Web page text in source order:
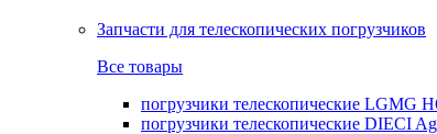
Запчасти для телескопических погрузчиков
Все товары
погрузчики телескопические LGMG
погрузчики телескопические DIECI